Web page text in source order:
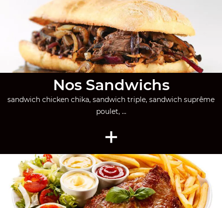
Nos Sandwichs
sandwich chicken chika, sandwich triple, sandwich suprême
poulet, ...
+